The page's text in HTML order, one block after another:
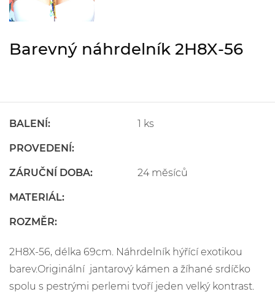
Barevný náhrdelník 2H8X-56
BALENÍ: 1 ks
PROVEDENÍ:
ZÁRUČNÍ DOBA: 24 měsíců
MATERIÁL:
ROZMĚR:
2H8X-56, délka 69cm. Náhrdelník hýřící exotikou
barev.Originální jantarový kámen a žíhané srdíčko
spolu s pestrými perlemi tvoří jeden velký kontrast.